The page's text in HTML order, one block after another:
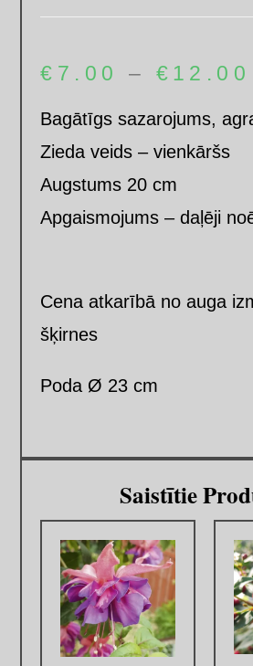
€ 7.00 – € 12.00
Bagātīgs sazarojums,
Zieda veids – vienkāršs
Augstums 20 cm
Apgaismojums – daļēji
Cena atkarībā no auga
šķirnes
Poda Ø 23 cm
Saistītie